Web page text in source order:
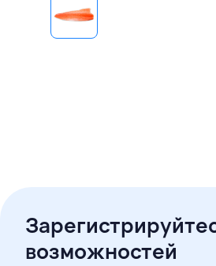
возможностей